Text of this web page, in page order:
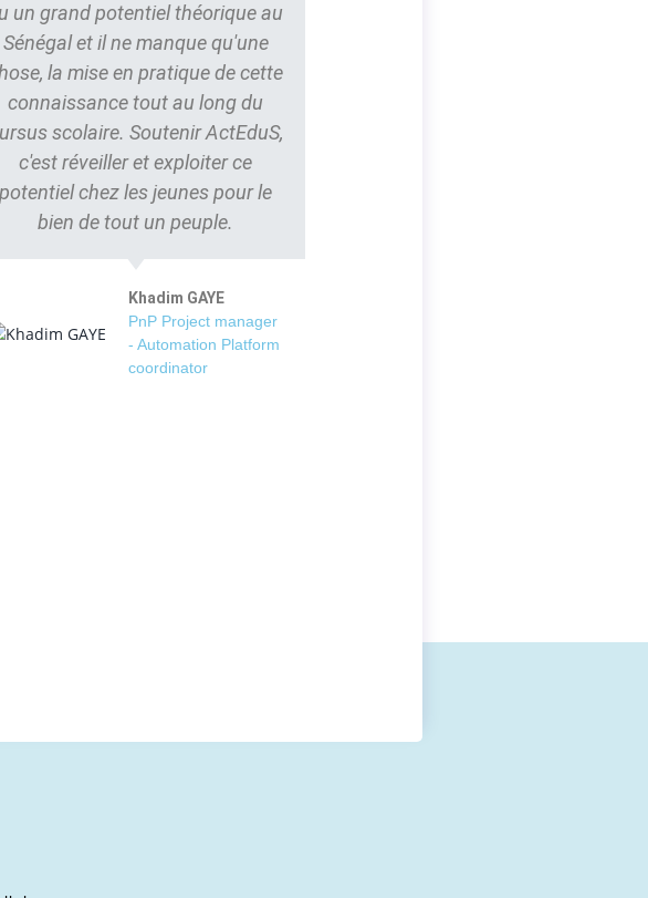
un grand potentiel théorique au
Sénégal et il ne manque qu'une
la mise en pratique de cette
connaissance tout au long du
scolaire. Soutenir ActEduS,
c'est réveiller et exploiter ce
potentiel chez les jeunes pour le
bien de tout un peuple.
Khadim GAYE
PnP Project manager
- Automation Platform
coordinator